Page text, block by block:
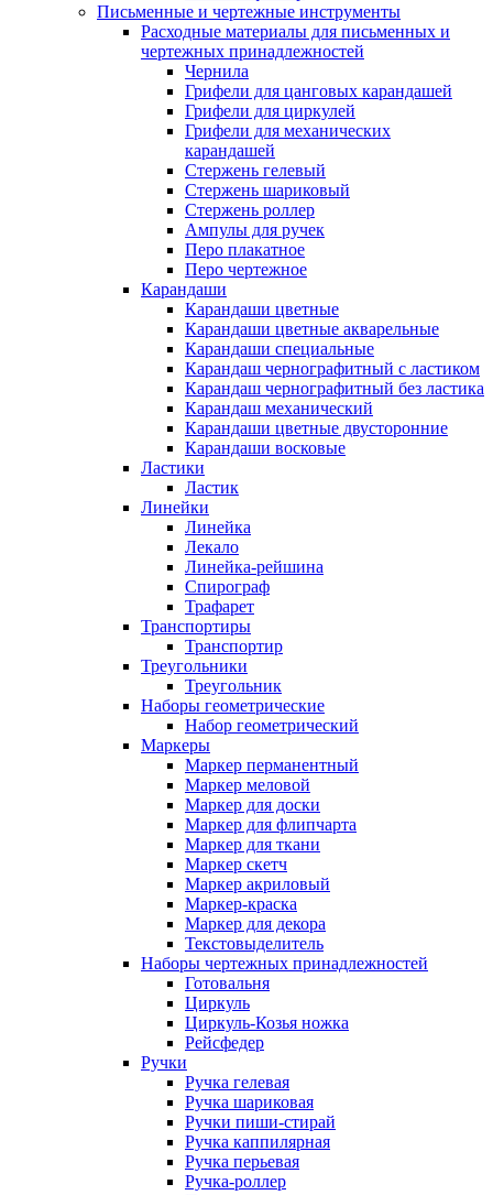
Письменные и чертежные инструменты
Расходные материалы для письменных и
чертежных принадлежностей
Чернила
Грифели для цанговых карандашей
Грифели для циркулей
Грифели для механических
карандашей
Стержень гелевый
Стержень шариковый
Стержень роллер
Ампулы для ручек
Перо плакатное
Перо чертежное
Карандаши
Карандаши цветные
Карандаши цветные акварельные
Карандаши специальные
Карандаш чернографитный с ластиком
Карандаш чернографитный без ластика
Карандаш механический
Карандаши цветные двусторонние
Карандаши восковые
Ластики
Ластик
Линейки
Линейка
Лекало
Линейка-рейшина
Спирограф
Трафарет
Транспортиры
Транспортир
Треугольники
Треугольник
Наборы геометрические
Набор геометрический
Маркеры
Маркер перманентный
Маркер меловой
Маркер для доски
Маркер для флипчарта
Маркер для ткани
Маркер скетч
Маркер акриловый
Маркер-краска
Маркер для декора
Текстовыделитель
Наборы чертежных принадлежностей
Готовальня
Циркуль
Циркуль-Козья ножка
Рейсфедер
Ручки
Ручка гелевая
Ручка шариковая
Ручки пиши-стирай
Ручка каппилярная
Ручка перьевая
Ручка-роллер